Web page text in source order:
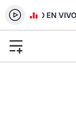
RADIO EN